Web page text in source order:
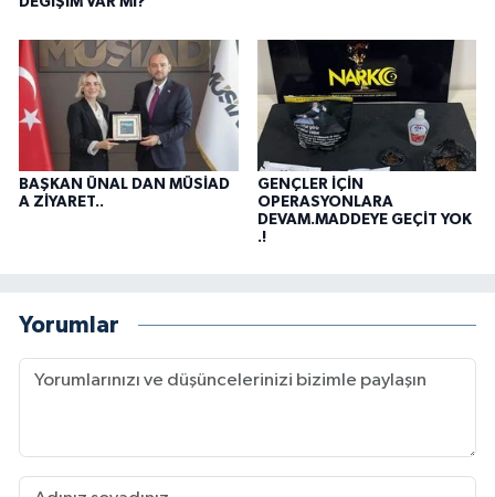
BAŞKAN ÜNAL DAN MÜSİAD
A ZİYARET..
GENÇLER İÇİN
OPERASYONLARA
DEVAM.MADDEYE GEÇİT YOK
.!
Yorumlar